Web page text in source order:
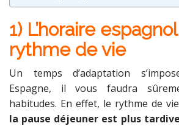
1) L’horaire
rythme de vie
Un temps d’adaptation
Espagne, il vous faudra
habitudes. En effet, le rythme de
la pause déjeuner est plus